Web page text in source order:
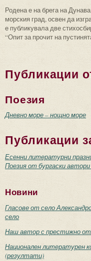
Родена е на брега на
морския град, освен да
е публикувала две
“Опит за прочит на
Публикации
Поезия
Дневно море – нощно море
Публикации
Есенни литературни
Поезия от бургаски автори
Новини
Гласове от село
село
Наш автор с престижно
Национален литературен
(резултати)